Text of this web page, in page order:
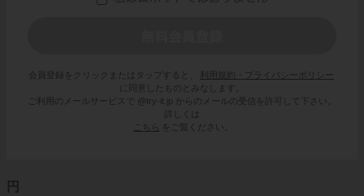
会員登録をクリックまたはタップすると、
利用規約・プライバシーポリシー
に同意したものとみなします。
ご利用のメールサービスで @try-it.jp からのメールの受信を許可して下さい。
詳しくは
こちら
をご覧ください。
円